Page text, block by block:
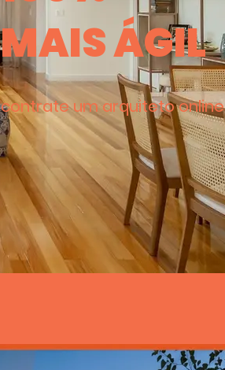
MAIS ÁGIL
contrate um arquiteto online